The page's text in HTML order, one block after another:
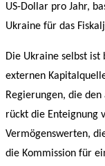
US-Dollar pro Jahr,
Ukraine für das
Die Ukraine selbst ist
externen
Regierungen, die
rückt die Enteignung
Vermögenswerten,
die Kommission für